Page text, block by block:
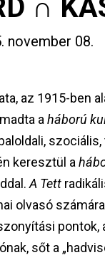
∩
november 08.
az 1915-ben
aháború
keresztül a
A Tett
olvasó
sőt a